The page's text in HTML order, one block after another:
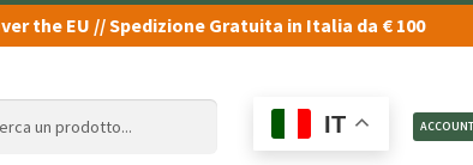
the EU // Spedizione Gratuita in Italia da € 100
IT ACCOUNT